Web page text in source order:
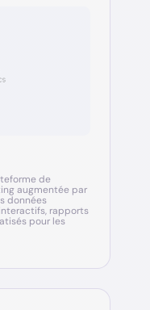
de
augmentée par
données
rapports
pour les